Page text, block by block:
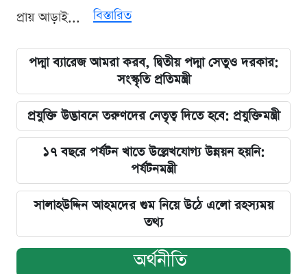
প্রায় আড়াই...
বিস্তারিত
পদ্মা ব্যারেজ আমরা করব, দ্বিতীয় পদ্মা সেতুও দরকার:
সংস্কৃতি প্রতিমন্ত্রী
প্রযুক্তি উদ্ভাবনে তরুণদের নেতৃত্ব দিতে হবে: প্রযুক্তিমন্ত্রী
১৭ বছরে পর্যটন খাতে উল্লেখযোগ্য উন্নয়ন হয়নি:
পর্যটনমন্ত্রী
সালাহউদ্দিন আহমদের গুম নিয়ে উঠে এলো রহস্যময়
তথ্য
অর্থনীতি